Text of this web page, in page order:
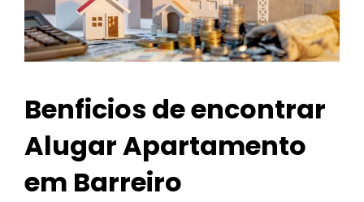
Benficios de encontrar
Alugar Apartamento
em Barreiro